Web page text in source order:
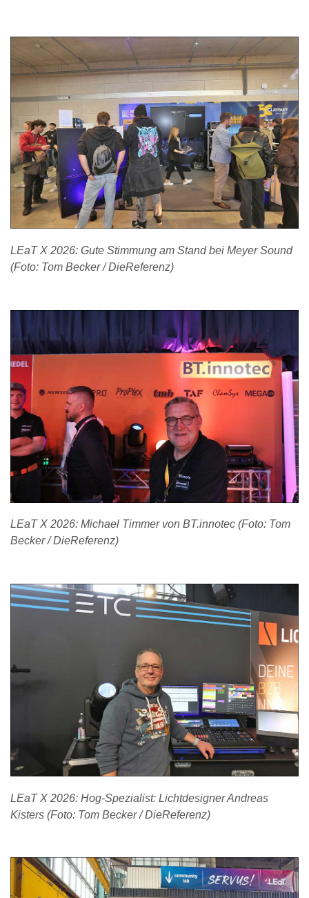
LEaT X 2026: Gute Stimmung am Stand bei Meyer Sound
(Foto: Tom Becker / DieReferenz)
LEaT X 2026: Michael Timmer von BT.innotec (Foto: Tom
Becker / DieReferenz)
LEaT X 2026: Hog-Spezialist: Lichtdesigner Andreas
Kisters (Foto: Tom Becker / DieReferenz)